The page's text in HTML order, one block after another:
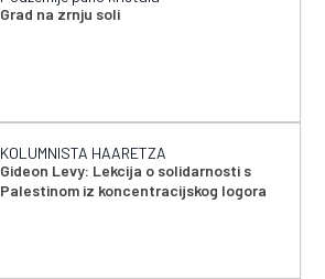
Grad na zrnju soli
KOLUMNISTA HAARETZA
Gideon Levy: Lekcija o solidarnosti s
Palestinom iz koncentracijskog logora